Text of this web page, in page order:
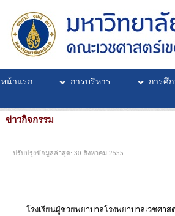
หน้าแรก การบริหาร การศึ
ข่าวกิจกรรม
ปรับปรุงข้อมูลล่าสุด: 30 สิงหาคม 2555
โรงเรียนผู้ช่วยพยาบาลโรงพยาบาลเวชศ